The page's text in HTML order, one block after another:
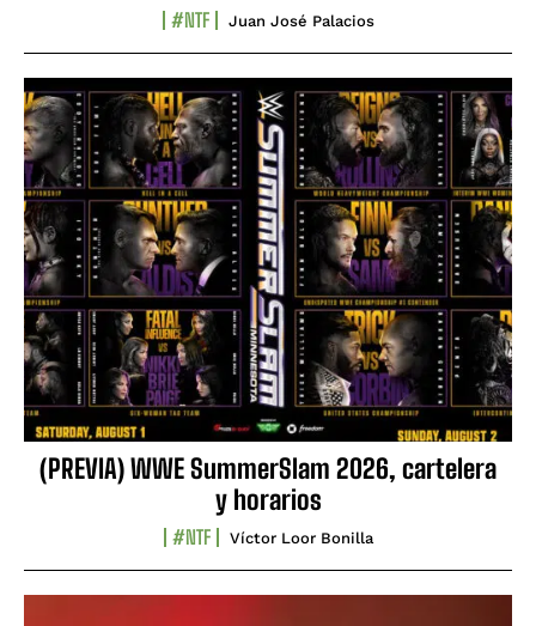
#NTF Juan José Palacios
(PREVIA) WWE SummerSlam 2026, cartelera
y horarios
#NTF Víctor Loor Bonilla